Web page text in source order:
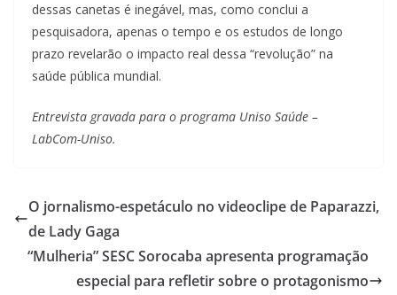
dessas canetas é inegável, mas, como conclui a
pesquisadora, apenas o tempo e os estudos de longo
prazo revelarão o impacto real dessa “revolução” na
saúde pública mundial.
Entrevista gravada para o programa Uniso Saúde –
LabCom-Uniso.
O jornalismo-espetáculo no videoclipe de Paparazzi,
de Lady Gaga
“Mulheria” SESC Sorocaba apresenta programação
especial para refletir sobre o protagonismo